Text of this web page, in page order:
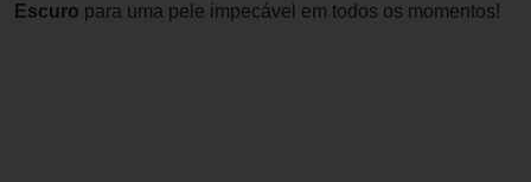
Escuro para uma pele impecável em todos os momentos!